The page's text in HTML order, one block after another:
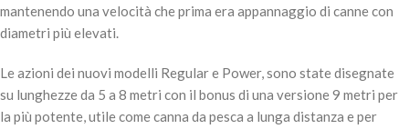
mantenendo una velocità che prima era appannaggio di canne con
diametri più elevati.
Le azioni dei nuovi modelli Regular e Power, sono state disegnate
su lunghezze da 5 a 8 metri con il bonus di una versione 9 metri per
la più potente, utile come canna da pesca a lunga distanza e per